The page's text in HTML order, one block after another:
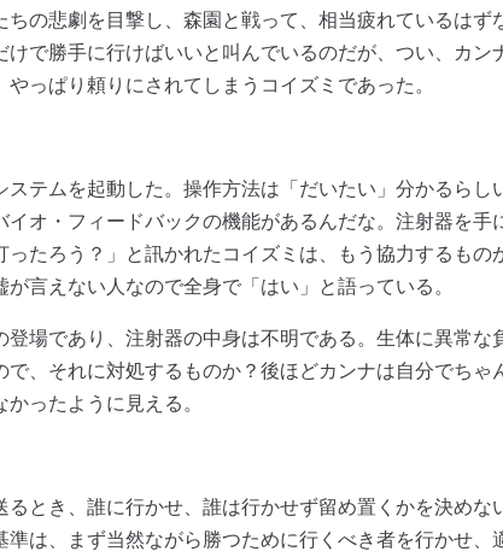
の悲劇を目撃し、森園と戦って、相当疲れているはず
で勝手に行けばいいと叫んでいるのだが、つい、カン
っぱり頼りにされてしまうコイズミであった。
テムを起動した。操作方法は「だいたい」分かるらし
オ・フィードバックの機能があるんだな。注射器を手
たろう？」と訊かれたコイズミは、もう協力するもの
言えない人なので全身で「はい」と語っている。
場であり、注射器の中身は不明である。生体に異常な
、それに対処するものか？後ほどカンナは自分でちゃ
ったように見える。
とき、誰に行かせ、誰は行かせず留め置くかを決めな
は、まず当然ながら勝つために行くべき者を行かせ、